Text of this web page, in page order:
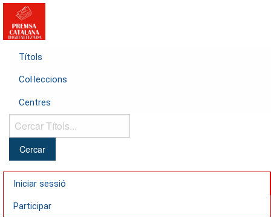
Títols
Col·leccions
Centres
Cercar
Títols...
Iniciar sessió
Participar